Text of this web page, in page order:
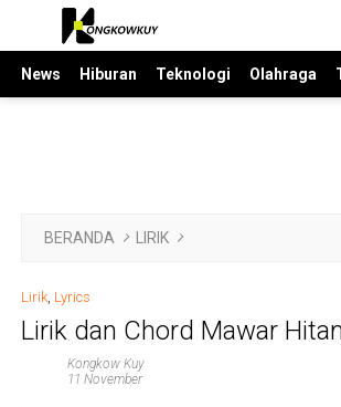
Langsung
News
Hiburan Teknologi Olahraga
BERANDA LIRIK
Lirik, Lyrics
Lirik dan Chord Mawar
Kongkow Kuy
11 November